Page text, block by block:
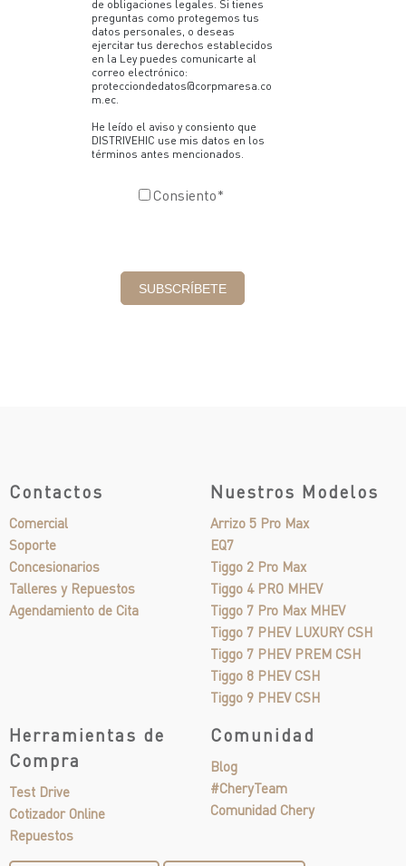
de obligaciones legales. Si tienes
preguntas como protegemos tus
datos personales, o deseas
ejercitar tus derechos establecidos
en la Ley puedes comunicarte al
correo electrónico:
protecciondedatos@corpmaresa.co
m.ec.
He leído el aviso y consiento que
DISTRIVEHIC use mis datos en los
términos antes mencionados.
Consiento*
Contactos
Comercial
Soporte
Concesionarios
Talleres y Repuestos
Agendamiento de Cita
Nuestros Modelos
Arrizo 5 Pro Max
EQ7
Tiggo 2 Pro Max
Tiggo 4 PRO MHEV
Tiggo 7 Pro Max MHEV
Tiggo 7 PHEV LUXURY CSH
Tiggo 7 PHEV PREM CSH
Tiggo 8 PHEV CSH
Tiggo 9 PHEV CSH
Herramientas de
Compra
Test Drive
Cotizador Online
Repuestos
Comunidad
Blog
#CheryTeam
Comunidad Chery